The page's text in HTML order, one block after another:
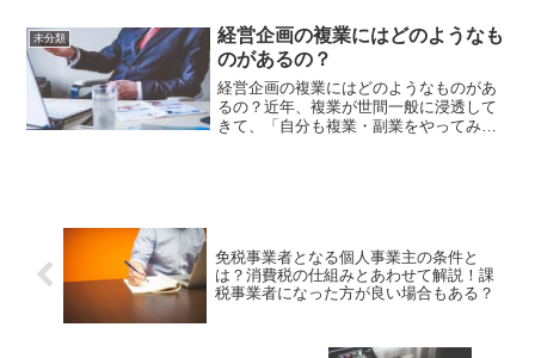
金・助成金の違いを解説した上で、フリ
ーランスにおすすめの給付...
未分類
経営企画の複業にはどのようなも
のがあるの？
経営企画の複業にはどのようなものがあ
るの？近年、複業が世間一般に浸透して
きて、「自分も複業・副業をやってみた
免税事業者となる個人事業主の条件と
は？消費税の仕組みとあわせて解説！課
税事業者になった方が良い場合もある？